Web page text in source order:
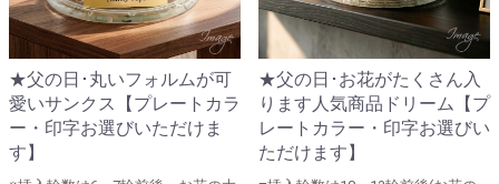
★父の日･丸いフォルムが可
愛いサンクス【プレートカラ
ー・印字お選びいただけま
す】
★父の日･お花がたくさん入
ります人気商品ドリーム【プ
レートカラー・印字お選びい
ただけます】